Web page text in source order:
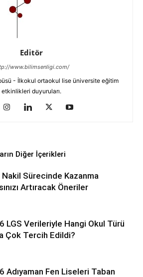
Editör
www.bilimsenligi.com/
- İlkokul ortaokul lise üniversite eğitim
etkinlikleri duyuruları.
Diğer İçerikleri
Nakil Sürecinde Kazanma
Artıracak Öneriler
LGS Verileriyle Hangi Okul Türü
Çok Tercih Edildi?
Adıyaman Fen Liseleri Taban